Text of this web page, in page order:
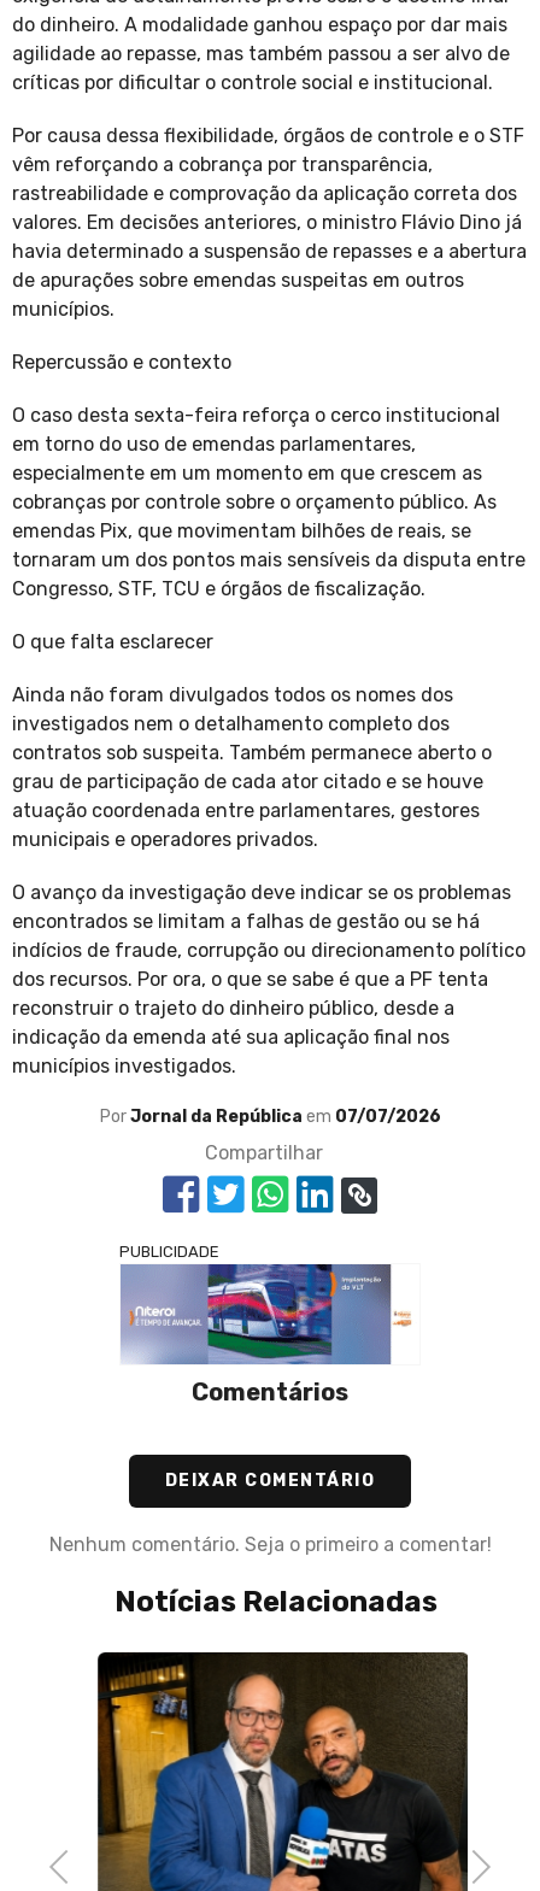
do dinheiro. A modalidade ganhou espaço por dar mais
agilidade ao repasse, mas também passou a ser alvo de
críticas por dificultar o controle social e institucional.
Por causa dessa flexibilidade, órgãos de controle e o STF
vêm reforçando a cobrança por transparência,
rastreabilidade e comprovação da aplicação correta dos
valores. Em decisões anteriores, o ministro Flávio Dino já
havia determinado a suspensão de repasses e a abertura
de apurações sobre emendas suspeitas em outros
municípios.
Repercussão e contexto
O caso desta sexta-feira reforça o cerco institucional
em torno do uso de emendas parlamentares,
especialmente em um momento em que crescem as
cobranças por controle sobre o orçamento público. As
emendas Pix, que movimentam bilhões de reais, se
tornaram um dos pontos mais sensíveis da disputa entre
Congresso, STF, TCU e órgãos de fiscalização.
O que falta esclarecer
Ainda não foram divulgados todos os nomes dos
investigados nem o detalhamento completo dos
contratos sob suspeita. Também permanece aberto o
grau de participação de cada ator citado e se houve
atuação coordenada entre parlamentares, gestores
municipais e operadores privados.
O avanço da investigação deve indicar se os problemas
encontrados se limitam a falhas de gestão ou se há
indícios de fraude, corrupção ou direcionamento político
dos recursos. Por ora, o que se sabe é que a PF tenta
reconstruir o trajeto do dinheiro público, desde a
indicação da emenda até sua aplicação final nos
municípios investigados.
PorJornal da República em 07/07/2026
Compartilhar
PUBLICIDADE
Comentários
DEIXAR COMENTÁRIO
Nenhum comentário. Seja o primeiro a comentar!
Notícias Relacionadas
Previous Next